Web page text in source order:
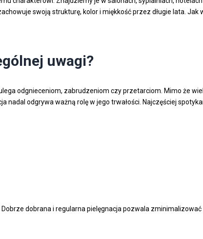
swoją strukturę, kolor i miękkość przez długie lata. Jak
uwagi?
odgnieceniom, zabrudzeniom czy przetarciom. Mimo że
nadal odgrywa ważną rolę w jego trwałości. Najczęściej
dobrana i regularna pielęgnacja pozwala